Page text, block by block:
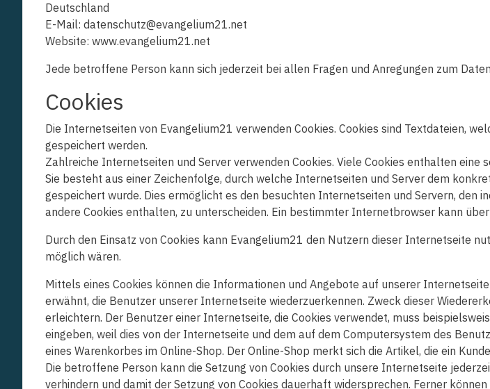
Deutschland
E-Mail: datenschutz@evangelium21.net
Website: www.evangelium21.net
Jede betroffene Person kann sich jederzeit bei allen Fragen und Anregungen zum
Cookies
Die Internetseiten von Evangelium21 verwenden Cookies. Cookies sind Textdateien,
gespeichert werden.
Zahlreiche Internetseiten und Server verwenden Cookies. Viele Cookies enthalten eine
Sie besteht aus einer Zeichenfolge, durch welche Internetseiten und Server dem
gespeichert wurde. Dies ermöglicht es den besuchten Internetseiten und Servern,
andere Cookies enthalten, zu unterscheiden. Ein bestimmter Internetbrowser kann
Durch den Einsatz von Cookies kann Evangelium21 den Nutzern dieser Internetseite
möglich wären.
Mittels eines Cookies können die Informationen und Angebote auf unserer
erwähnt, die Benutzer unserer Internetseite wiederzuerkennen. Zweck dieser
erleichtern. Der Benutzer einer Internetseite, die Cookies verwendet, muss
eingeben, weil dies von der Internetseite und dem auf dem Computersystem des
eines Warenkorbes im Online-Shop. Der Online-Shop merkt sich die Artikel, die ein
Die betroffene Person kann die Setzung von Cookies durch unsere Internetseite
verhindern und damit der Setzung von Cookies dauerhaft widersprechen. Ferner